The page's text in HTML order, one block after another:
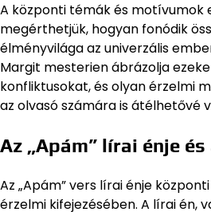
A központi témák és motívumok
megérthetjük, hogyan fonódik
élményvilága az univerzális
Margit mesterien ábrázolja
konfliktusokat, és olyan érzelmi
az olvasó számára is átélhetővé
Az „Apám” lírai énje
Az „Apám” vers lírai énje
érzelmi kifejezésében. A lírai én,